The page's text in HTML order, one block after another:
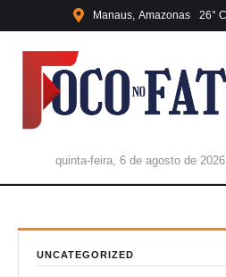
Manaus Amazonas 26
quinta-feira, 6 de agosto de 2026
UNCATEGORIZED